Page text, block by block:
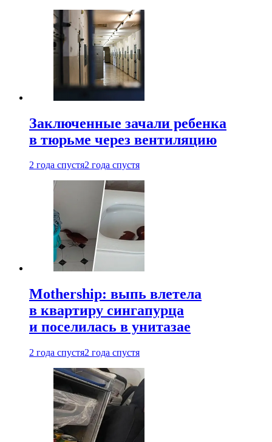
Заключенные зачали ребенка
в тюрьме через вентиляцию
2 года спустя2 года спустя
Mothership: выпь влетела
в квартиру сингапурца
и поселилась в унитазае
2 года спустя2 года спустя